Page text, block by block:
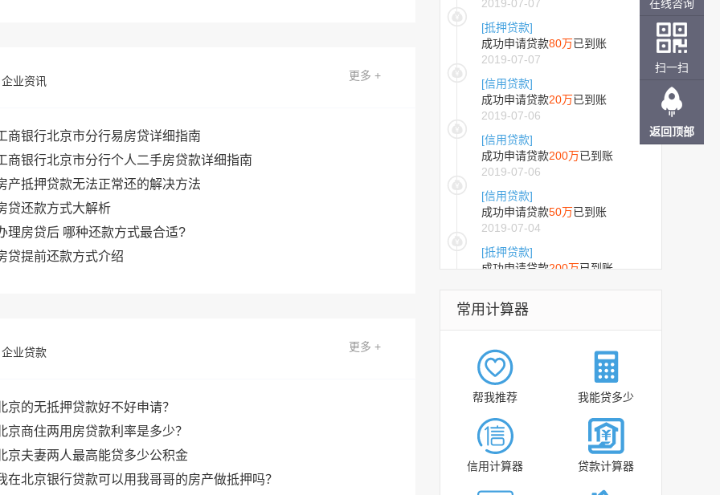
更多 +
企业资讯
商银行北京市分行易房贷详细指南
商银行北京市分行个人二手房贷款详细指南
产抵押贷款无法正常还的解决方法
贷还款方式大解析
理房贷后 哪种还款方式最合适?
贷提前还款方式介绍
凭一张身份证能买车吗？
更多 +
企业贷款
京的无抵押贷款好不好申请？
京商住两用房贷款利率是多少？
京夫妻两人最高能贷多少公积金
在北京银行贷款可以用我哥哥的房产做抵押吗？
[抵押贷款]
成功申请贷款80万已到账
2019-07-07
[信用贷款]
成功申请贷款20万已到账
2019-07-06
[信用贷款]
成功申请贷款200万已到账
2019-07-06
[信用贷款]
成功申请贷款50万已到账
2019-07-04
[抵押贷款]
成功申请贷款200万已到账
[抵押贷款]
成功申请贷款
2019-07-01
[信用贷款]
成功申请贷款
已到账
2021-08-19
成功申请贷款
已到账
2019-07-07
[抵押贷款]
已到账
常用计算器
帮我推荐 我能贷多少
信用计算器 贷款计算器
在线咨询
扫一扫
返回顶部